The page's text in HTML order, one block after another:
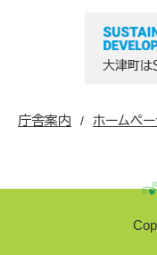
庁舎案内 ホームペ